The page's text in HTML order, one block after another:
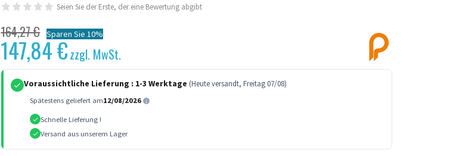
Seien Sie der Erste, der eine Bewertung abgibt
164,27 € Sparen Sie 10%
147,84 €zzgl. MwSt.
Voraussichtliche Lieferung : 1-3 Werktage (Heute versandt, Freitag 07/08)
Spätestens geliefert am12/08/2026
Schnelle Lieferung !
Versand aus unserem Lager